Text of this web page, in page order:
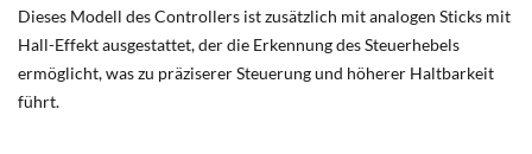
Dieses Modell des Controllers ist zusätzlich mit analogen Sticks mit
Hall-Effekt ausgestattet, der die Erkennung des Steuerhebels
ermöglicht, was zu präziserer Steuerung und höherer Haltbarkeit
führt.